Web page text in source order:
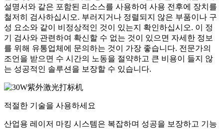
설명서와 같은 포함된 리소스를 사용하여 사용 전후에 장치를
철저히 검사하십시오. 부러지거나 정렬되지 않은 부품이나 구
성 요소와 같이 비정상적인 것이 있는지 확인하십시오. 이 정
기 검사와 관련하여 확신할 수 없는 것이 있으면 자세한 정보
를 위해 유통업체에 문의하는 것이 가장 좋습니다. 전문가의
조언을 받으면 수 시간의 노동을 절약하고 큰 비용이 들지 않
는 성공적인 솔루션을 보장할 수 있습니다.
적절한 기술을 사용하세요
산업용 레이저 마킹 시스템은 복잡하며 성공을 보장하고 기능